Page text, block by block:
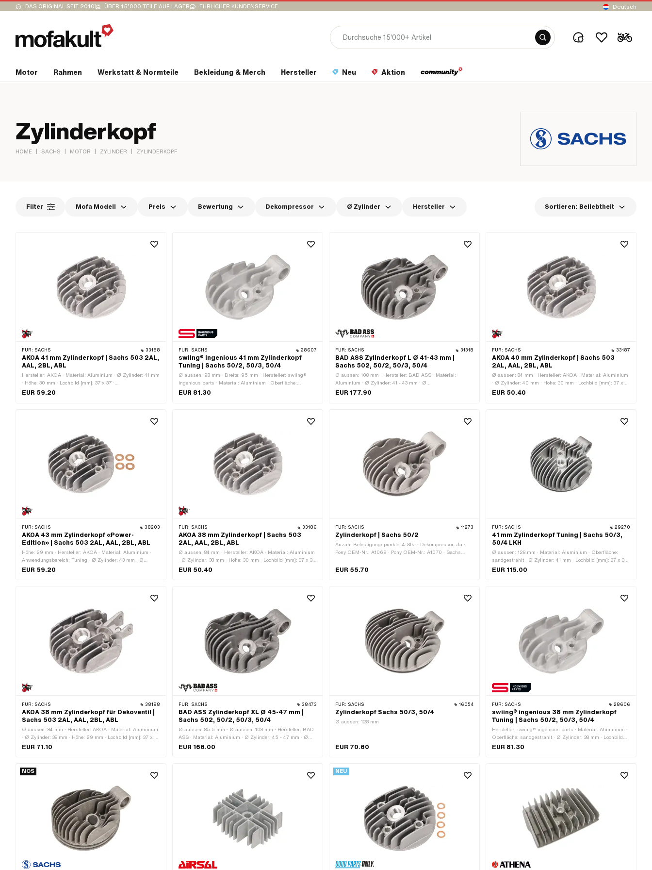
DAS ORIGINAL SEIT 2010 ÜBER 15’000 TEILE AUF LAGER EHRLICHER KUNDENSERVICE Deutsch
Motor Rahmen Werkstatt & Normteile Bekleidung & Merch Hersteller Neu Aktion
Zylinderkopf
HOME | SACHS | MOTOR | ZYLINDER | ZYLINDERKOPF
Filter Mofa Modell Preis Bewertung Dekompressor Ø Zylinder Hersteller Sortieren: Beliebtheit
FÜR: SACHS 33188
AKOA 41 mm Zylinderkopf | Sachs 503 2AL,
AAL, 2BL, ABL
Hersteller: AKOA · Material: Aluminium · Ø Zylinder: 41 mm
· Höhe: 30 mm · Lochbild [mm]: 37 x 37 ·
Anwendungsbereich: Tuning · Kerzengewinde: kurz ·
EUR 59.20
FÜR: SACHS 28607
swiing® ingenious 41 mm Zylinderkopf
Tuning | Sachs 50/2, 50/3, 50/4
Ø aussen: 98 mm · Breite: 95 mm · Hersteller: swiing®
ingenious parts · Material: Aluminium · Oberfläche:
sandgestrahlt · Ø Zylinder: 41 mm · Gesamtlänge: 127 mm
EUR 81.30
FÜR: SACHS 31318
BAD ASS Zylinderkopf L Ø 41-43 mm |
Sachs 502, 50/2, 50/3, 50/4
Ø aussen: 108 mm · Hersteller: BAD ASS · Material:
Aluminium · Ø Zylinder: 41 - 43 mm · Ø
Schraubenaufnahme: 19.3 mm · Lochbild [mm]: 37 x 37 ·
EUR 177.90
FÜR: SACHS 33187
AKOA 40 mm Zylinderkopf | Sachs 503
2AL, AAL, 2BL, ABL
Ø aussen: 84 mm · Hersteller: AKOA · Material: Aluminium
· Ø Zylinder: 40 mm · Höhe: 30 mm · Lochbild [mm]: 37 x
37 · Kerzengewinde: kurz · Anzahl Befestigungspunkte: 4
EUR 50.40
FÜR: SACHS 38203
AKOA 43 mm Zylinderkopf «Power-
Edition» | Sachs 503 2AL, AAL, 2BL, ABL
Höhe: 29 mm · Hersteller: AKOA · Material: Aluminium ·
Anwendungsbereich: Tuning · Ø Zylinder: 43 mm · Ø
aussen: 84 mm · Lochbild [mm]: 37 x 37 · Kerzengewinde:
EUR 59.20
FÜR: SACHS 33186
AKOA 38 mm Zylinderkopf | Sachs 503
2AL, AAL, 2BL, ABL
Ø aussen: 84 mm · Hersteller: AKOA · Material: Aluminium
· Ø Zylinder: 38 mm · Höhe: 30 mm · Lochbild [mm]: 37 x 37
· Kerzengewinde: kurz · Anzahl Befestigungspunkte: 4 Stk.
EUR 50.40
FÜR: SACHS 11273
Zylinderkopf | Sachs 50/2
Anzahl Befestigungspunkte: 4 Stk. · Dekompressor: Ja ·
Pony OEM-Nr.: A1069 · Pony OEM-Nr.: A1070 · Sachs
EUR 55.70
FÜR: SACHS 29270
41 mm Zylinderkopf Tuning | Sachs 50/3,
50/4 LKH
Ø aussen: 128 mm · Material: Aluminium · Oberfläche:
sandgestrahlt · Ø Zylinder: 41 mm · Lochbild [mm]: 37 x 37
· Kerzengewinde: lang · Anzahl Befestigungspunkte: 4 Stk.
EUR 115.00
FÜR: SACHS 38198
AKOA 38 mm Zylinderkopf für Dekoventil |
Sachs 503 2AL, AAL, 2BL, ABL
Ø aussen: 84 mm · Hersteller: AKOA · Material: Aluminium
· Ø Zylinder: 38 mm · Höhe: 29 mm · Lochbild [mm]: 37 x 37
· Kerzengewinde: kurz · Anzahl Befestigungspunkte: 4 Stk.
Ausf. der Sachs OEM-Nr.: 0213 142 000
EUR 71.10
FÜR: SACHS 38473
BAD ASS Zylinderkopf XL Ø 45-47 mm |
Sachs 502, 50/2, 50/3, 50/4
Ø aussen: 85.5 mm · Ø aussen: 108 mm · Hersteller: BAD
ASS · Material: Aluminium · Ø Zylinder: 45 - 47 mm · Ø
Schraubenaufnahme: 19.3 mm · Höhe: 61 mm · Lochbild
EUR 166.00
FÜR: SACHS 16054
Zylinderkopf Sachs 50/3, 50/4
Ø aussen: 128 mm
EUR 70.60
FÜR: SACHS 28606
swiing® ingenious 38 mm Zylinderkopf
Tuning | Sachs 50/2, 50/3, 50/4
Hersteller: swiing® ingenious parts · Material: Aluminium ·
Oberfläche: sandgestrahlt · Ø Zylinder: 38 mm · Lochbild
[mm]: 37 x 37 · Anzahl Befestigungspunkte: 4 Stk. ·
EUR 81.30
NOS NEU